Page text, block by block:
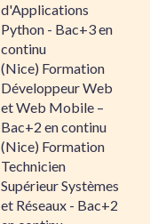
d'Applications
Python - Bac+3 en
continu
(Nice) Formation
Développeur Web
et Web Mobile –
Bac+2 en continu
(Nice) Formation
Technicien
Supérieur Systèmes
et Réseaux - Bac+2